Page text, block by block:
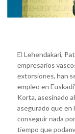
El Lehendakari,
empresarios
extorsiones, han
empleo en
Korta, asesinado
asegurado que en
conseguir nada
tiempo que